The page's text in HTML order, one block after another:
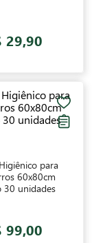
60x80cm